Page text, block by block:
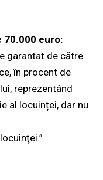
70.000 euro:
garantat de către
în procent de
reprezentând
al locuinței, dar nu